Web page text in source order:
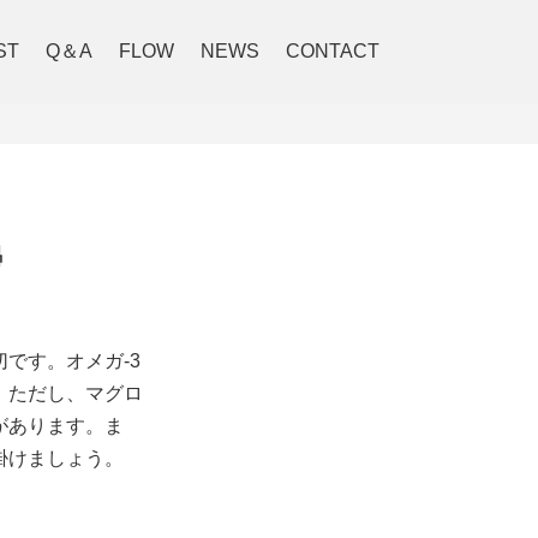
Q＆A FLOW NEWS CONTACT
です。オメガ-3
だし、マグロ
ります。ま
ましょう。